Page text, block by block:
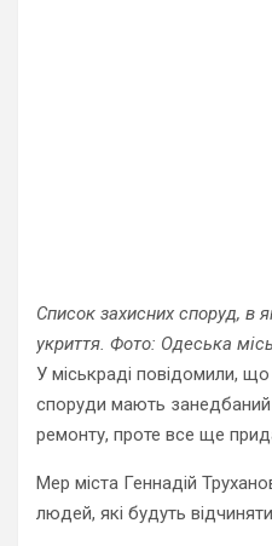
Список захисних споруд, в
укриття. Фото: Одеська
У міськраді повідомили,
споруди мають
ремонту, проте все ще
Мер міста Геннадій
людей, які будуть